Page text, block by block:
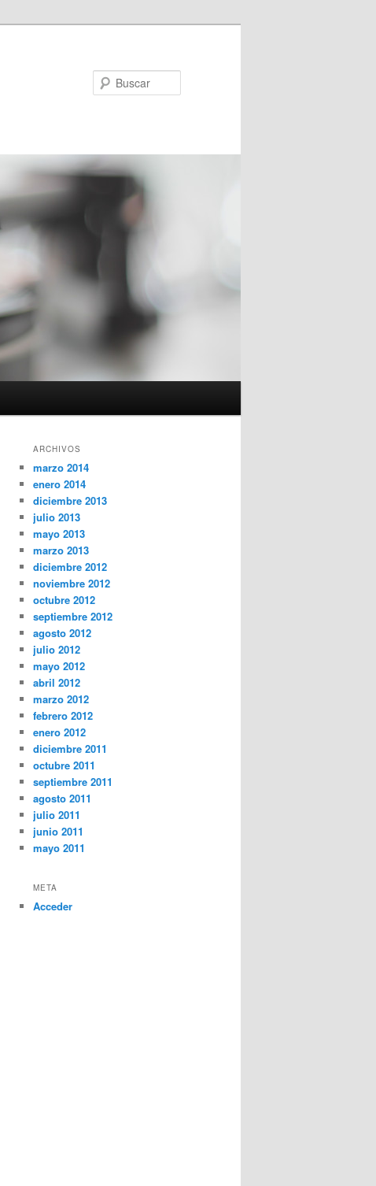
ARCHIVOS
marzo 2014
enero 2014
diciembre 2013
julio 2013
mayo 2013
marzo 2013
diciembre 2012
noviembre 2012
octubre 2012
septiembre 2012
agosto 2012
julio 2012
mayo 2012
abril 2012
marzo 2012
febrero 2012
enero 2012
diciembre 2011
octubre 2011
septiembre 2011
agosto 2011
julio 2011
junio 2011
mayo 2011
META
Acceder